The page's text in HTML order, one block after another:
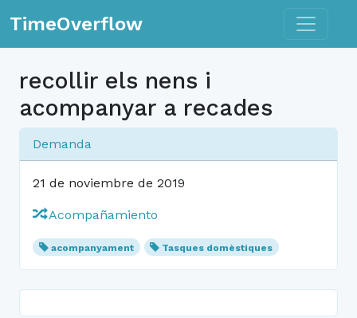
TimeOverflow Toggle
recollir els nens i
acompanyar a recades
Demanda
21 de noviembre de 2019
Acompañamiento
acompanyament Tasques domèstiques